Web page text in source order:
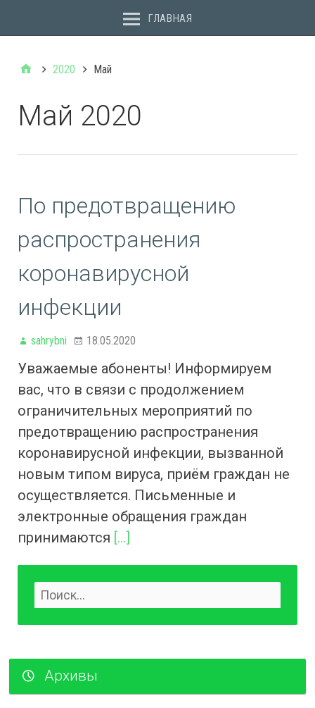
ГЛАВНАЯ
2020 Май
Май 2020
По предотвращению
распространения
коронавирусной
инфекции
sahrybni 18.05.2020
Уважаемые абоненты! Информируем
вас, что в связи с продолжением
ограничительных мероприятий по
предотвращению распространения
коронавирусной инфекции, вызванной
новым типом вируса, приём граждан не
осуществляется. Письменные и
электронные обращения граждан
принимаются […]
Архивы